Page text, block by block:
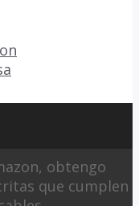
obtengo
que cumplen